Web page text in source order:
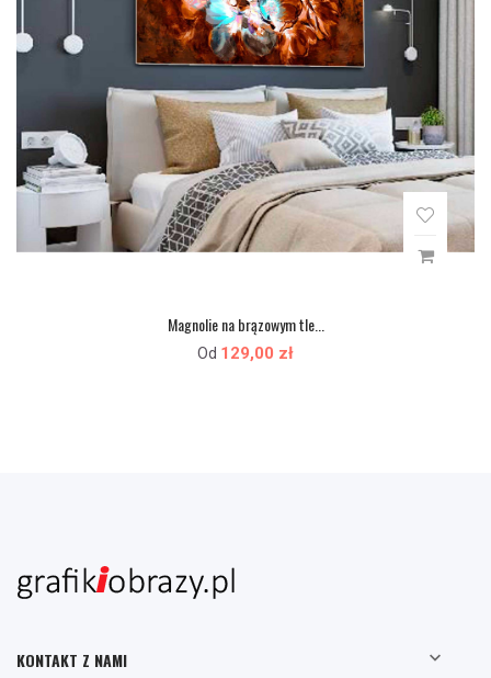
Magnolie na brązowym tle...
Od 129,00 zł
KONTAKT Z NAMI 